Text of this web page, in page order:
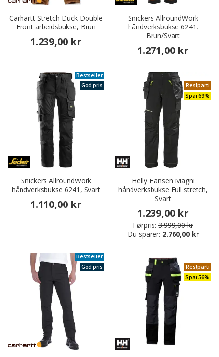
Carhartt Stretch Duck Double
Front arbeidsbukse, Brun
1.239,00 kr
Snickers AllroundWork
håndverksbukse 6241,
Brun/Svart
1.271,00 kr
Bestseller
God pris
Snickers AllroundWork
håndverksbukse 6241, Svart
1.110,00 kr
Restparti
Spar 69%
Helly Hansen Magni
håndverksbukse Full stretch,
Svart
1.239,00 kr
Førpris: 3.999,00 kr
Du sparer: 2.760,00 kr
Bestseller
God pris
Restparti
Spar 56%